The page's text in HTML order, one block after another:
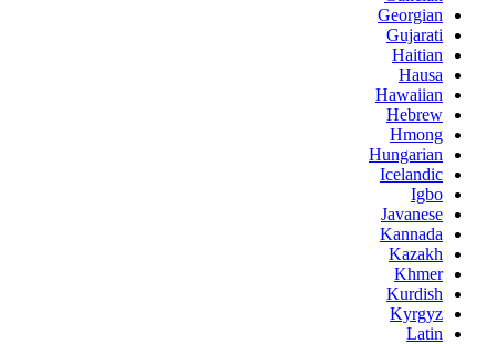
Georgian
Gujarati
Haitian
Hausa
Hawaiian
Hebrew
Hmong
Hungarian
Icelandic
Igbo
Javanese
Kannada
Kazakh
Khmer
Kurdish
Kyrgyz
Latin